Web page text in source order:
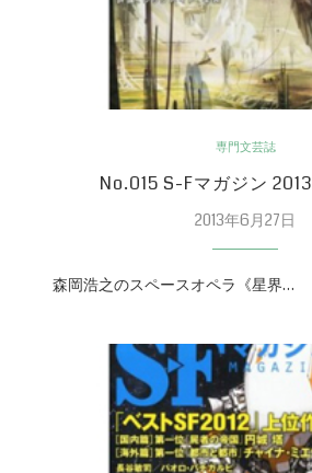
専門文芸誌
No.015 S-Fマガジン
2013年6月27日
森岡浩之のスペースオペラ《星界…